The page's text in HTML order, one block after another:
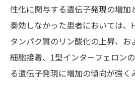
性化に関与する遺伝子発現の増加
奏効しなかった患者においては、
タンパク質のリン酸化の上昇、お
細胞接着、1型インターフェロン
る遺伝子発現に増加の傾向が強く